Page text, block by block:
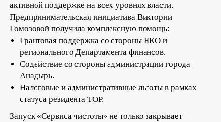
активной поддержке на всех уровнях власти.
Предпринимательская инициатива Виктории
Гомозовой получила комплексную помощь:
Грантовая поддержка со стороны НКО и
регионального Департамента финансов.
Содействие со стороны администрации города
Анадырь.
Налоговые и административные льготы в рамках
статуса резидента ТОР.
Запуск «Сервиса чистоты» не только закрывает